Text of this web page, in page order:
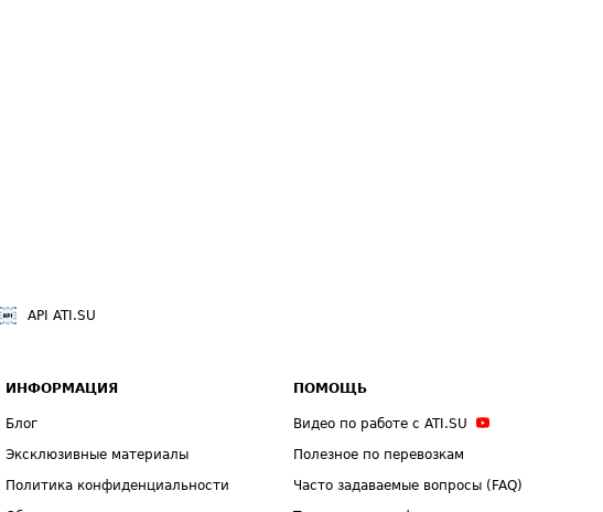
API ATI.SU
ИНФОРМАЦИЯ
Блог
Эксклюзивные материалы
Политика конфиденциальности
ПОМОЩЬ
Видео по работе с ATI.SU
Полезное по перевозкам
Часто задаваемые вопросы (FAQ)